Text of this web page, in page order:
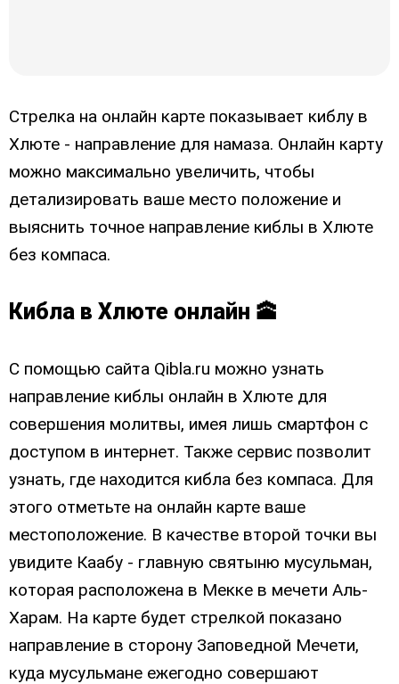
Стрелка на онлайн карте показывает киблу в
Хлюте - направление для намаза. Онлайн карту
можно максимально увеличить, чтобы
детализировать ваше место положение и
выяснить точное направление киблы в Хлюте
без компаса.
Кибла в Хлюте онлайн 🕋
С помощью сайта Qibla.ru можно узнать
направление киблы онлайн в Хлюте для
совершения молитвы, имея лишь смартфон с
доступом в интернет. Также сервис позволит
узнать, где находится кибла без компаса. Для
этого отметьте на онлайн карте ваше
местоположение. В качестве второй точки вы
увидите Каабу - главную святыню мусульман,
которая расположена в Мекке в мечети Аль-
Харам. На карте будет стрелкой показано
направление в сторону Заповедной Мечети,
куда мусульмане ежегодно совершают